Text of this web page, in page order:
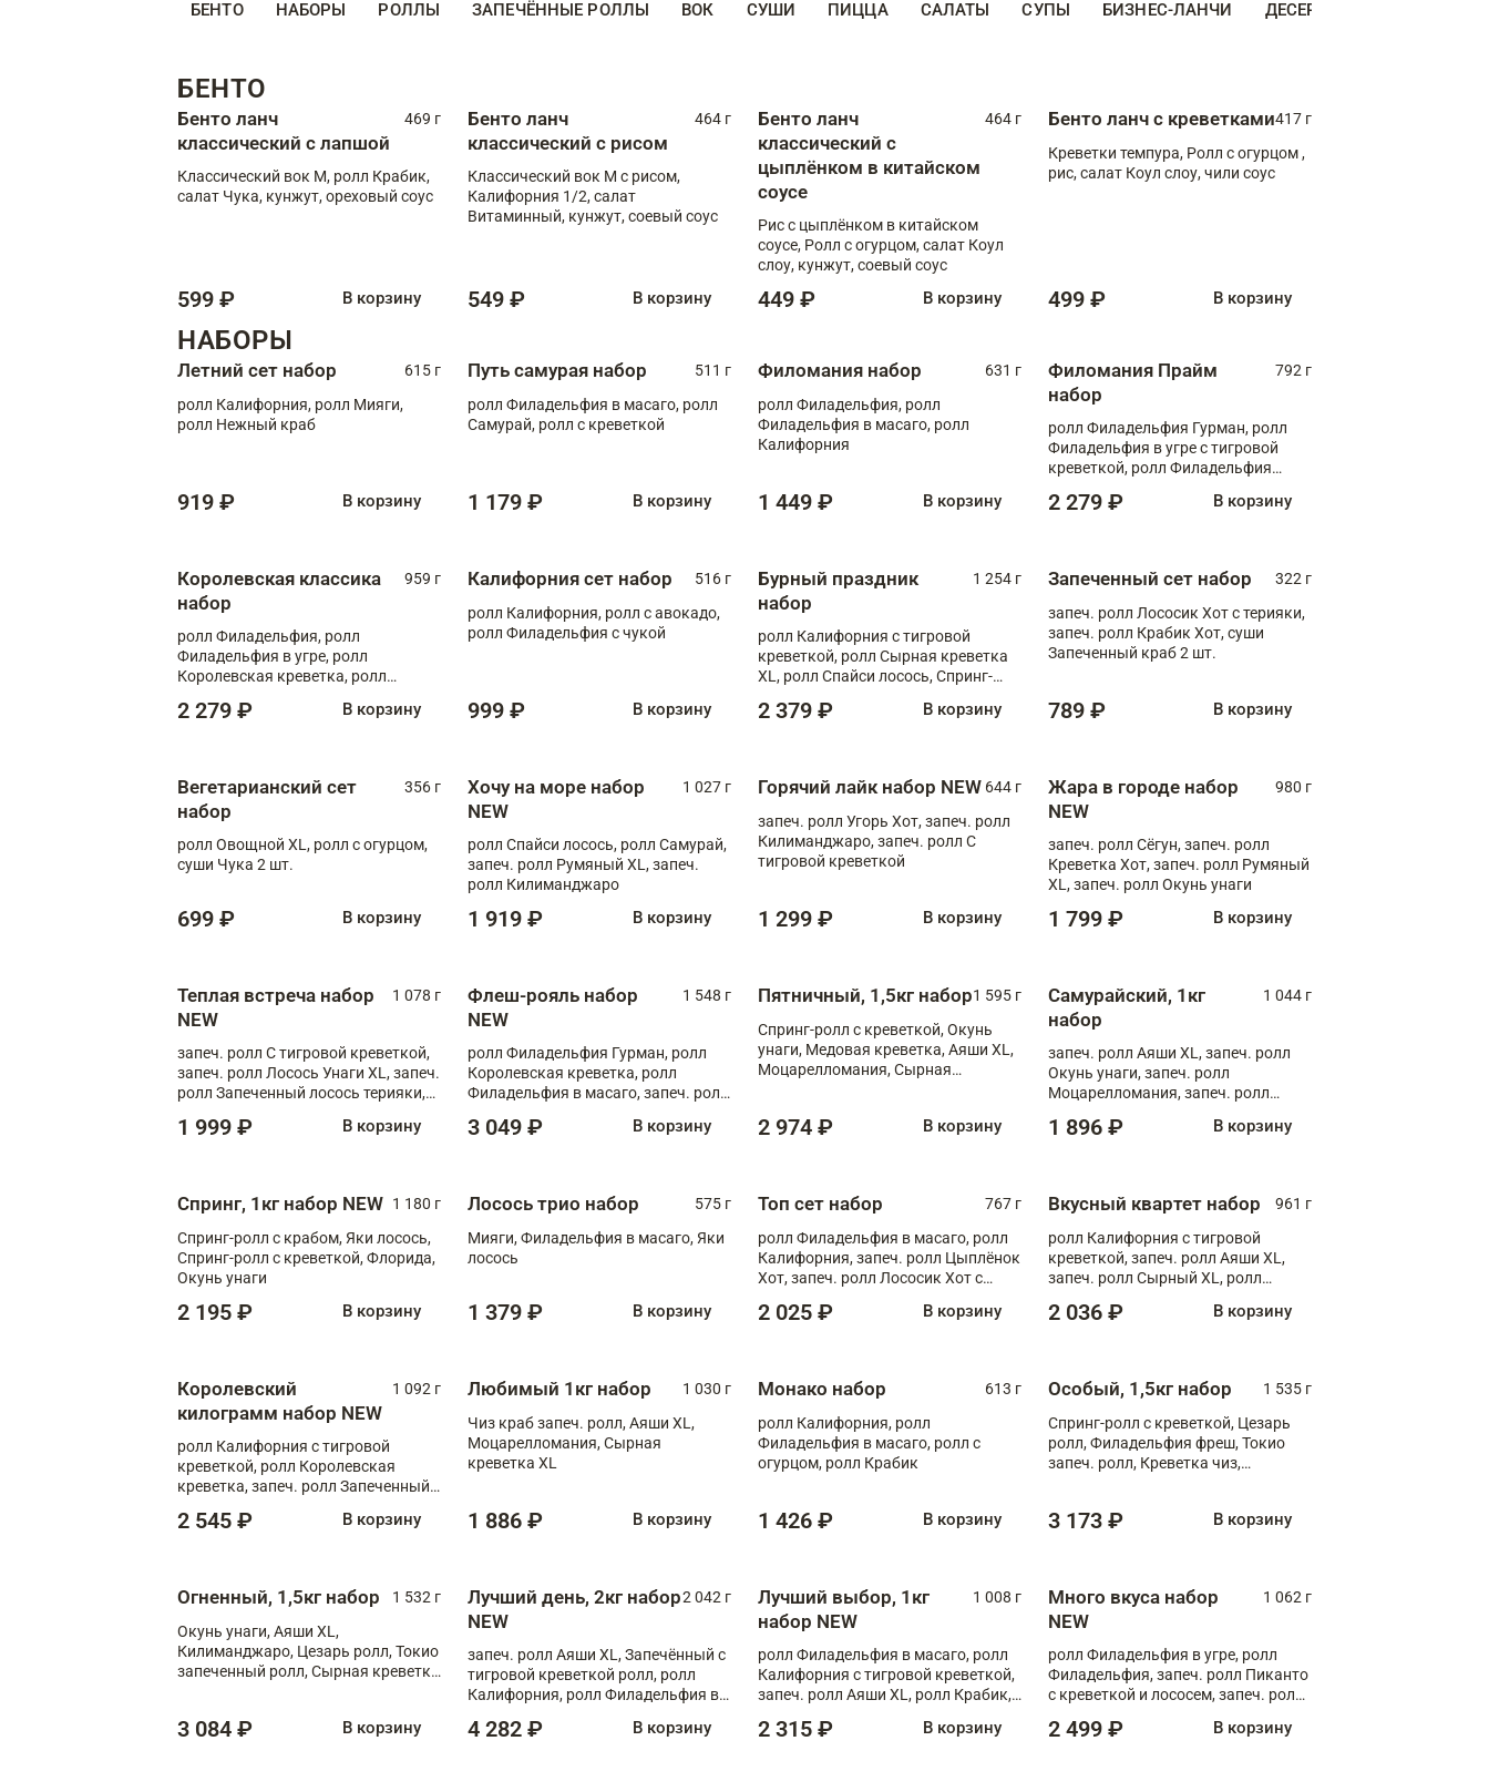
БЕНТО НАБОРЫ РОЛЛЫ ЗАПЕЧЁННЫЕ РОЛЛЫ ВОК СУШИ ПИЦЦА САЛАТЫ СУПЫ БИЗНЕС-ЛАНЧИ ДЕСЕРТЫ
БЕНТО
Бенто ланч
классический с лапшой
469 г
Классический вок М, ролл Крабик,
салат Чука, кунжут, ореховый соус
599 ₽ В корзину
Бенто ланч
классический с рисом
464 г
Классический вок М с рисом,
Калифорния 1/2, салат
Витаминный, кунжут, соевый соус
549 ₽ В корзину
Бенто ланч
классический с
цыплёнком в китайском
соусе
464 г
Рис с цыплёнком в китайском
соусе, Ролл с огурцом, салат Коул
слоу, кунжут, соевый соус
449 ₽ В корзину
Бенто ланч с креветками417 г
Креветки темпура, Ролл с огурцом ,
рис, салат Коул слоу, чили соус
499 ₽ В корзину
НАБОРЫ
Летний сет набор
615 г
ролл Калифорния, ролл Мияги,
ролл Нежный краб
919 ₽ В корзину
Путь самурая набор
511 г
ролл Филадельфия в масаго, ролл
Самурай, ролл с креветкой
1 179 ₽ В корзину
Филомания набор
631 г
ролл Филадельфия, ролл
Филадельфия в масаго, ролл
Калифорния
1 449 ₽ В корзину
Филомания Прайм
набор
792 г
ролл Филадельфия Гурман, ролл
Филадельфия в угре с тигровой
креветкой, ролл Филадельфия
2 279 ₽ В корзину
Королевская классика
набор
959 г
ролл Филадельфия, ролл
Филадельфия в угре, ролл
Королевская креветка, ролл
2 279 ₽ В корзину
Калифорния сет набор
516 г
ролл Калифорния, ролл с авокадо,
ролл Филадельфия с чукой
999 ₽ В корзину
Бурный праздник
набор
1 254 г
ролл Калифорния с тигровой
креветкой, ролл Сырная креветка
XL, ролл Спайси лосось, Спринг-
Медовая креветка
2 379 ₽ В корзину
Запеченный сет набор
322 г
запеч. ролл Лососик Хот с терияки,
запеч. ролл Крабик Хот, суши
Запеченный краб 2 шт.
789 ₽ В корзину
Вегетарианский сет
набор
356 г
ролл Овощной XL, ролл с огурцом,
суши Чука 2 шт.
699 ₽ В корзину
Хочу на море набор
NEW
1 027 г
ролл Спайси лосось, ролл Самурай,
запеч. ролл Румяный XL, запеч.
ролл Килиманджаро
1 919 ₽ В корзину
Горячий лайк набор NEW 644 г
запеч. ролл Угорь Хот, запеч. ролл
Килиманджаро, запеч. ролл С
тигровой креветкой
1 299 ₽ В корзину
Жара в городе набор
NEW
980 г
запеч. ролл Сёгун, запеч. ролл
Креветка Хот, запеч. ролл Румяный
XL, запеч. ролл Окунь унаги
1 799 ₽ В корзину
Теплая встреча набор
NEW
1 078 г
запеч. ролл С тигровой креветкой,
запеч. ролл Лосось Унаги XL, запеч.
ролл Запеченный лосось терияки,
1 999 ₽ В корзину
Флеш-рояль набор
NEW
1 548 г
ролл Филадельфия Гурман, ролл
Королевская креветка, ролл
Филадельфия в масаго, запеч. ролл
Тигровая креветка с моцареллой,
3 049 ₽ В корзину
Пятничный, 1,5кг набор1 595 г
Спринг-ролл с креветкой, Окунь
унаги, Медовая креветка, Аяши XL,
Моцарелломания, Сырная
2 974 ₽ В корзину
Самурайский, 1кг
набор
1 044 г
запеч. ролл Аяши XL, запеч. ролл
Окунь унаги, запеч. ролл
Моцарелломания, запеч. ролл
1 896 ₽ В корзину
Спринг, 1кг набор NEW 1 180 г
Спринг-ролл с крабом, Яки лосось,
Спринг-ролл с креветкой, Флорида,
Окунь унаги
2 195 ₽ В корзину
Лосось трио набор
575 г
Мияги, Филадельфия в масаго, Яки
лосось
1 379 ₽ В корзину
Топ сет набор
767 г
ролл Филадельфия в масаго, ролл
Калифорния, запеч. ролл Цыплёнок
Хот, запеч. ролл Лососик Хот с
2 025 ₽ В корзину
Вкусный квартет набор
961 г
ролл Калифорния с тигровой
креветкой, запеч. ролл Аяши XL,
запеч. ролл Сырный XL, ролл
2 036 ₽ В корзину
Королевский
килограмм набор NEW
1 092 г
ролл Калифорния с тигровой
креветкой, ролл Королевская
креветка, запеч. ролл Запеченный
XL, запеч. ролл Крабик Хот
2 545 ₽ В корзину
Любимый 1кг набор
1 030 г
Чиз краб запеч. ролл, Аяши XL,
Моцарелломания, Сырная
креветка XL
1 886 ₽ В корзину
Монако набор
613 г
ролл Калифорния, ролл
Филадельфия в масаго, ролл с
огурцом, ролл Крабик
1 426 ₽ В корзину
Особый, 1,5кг набор
1 535 г
Спринг-ролл с креветкой, Цезарь
ролл, Филадельфия фреш, Токио
запеч. ролл, Креветка чиз,
3 173 ₽ В корзину
Огненный, 1,5кг набор
1 532 г
Окунь унаги, Аяши XL,
Килиманджаро, Цезарь ролл, Токио
запеченный ролл, Сырная креветка
3 084 ₽ В корзину
Лучший день, 2кг набор
NEW
2 042 г
запеч. ролл Аяши XL, Запечённый с
тигровой креветкой ролл, ролл
Калифорния, ролл Филадельфия в
запеч. ролл Моцарелломания, ролл
4 282 ₽ В корзину
Лучший выбор, 1кг
набор NEW
1 008 г
ролл Филадельфия в масаго, ролл
Калифорния с тигровой креветкой,
запеч. ролл Аяши XL, ролл Крабик,
2 315 ₽ В корзину
Много вкуса набор
NEW
1 062 г
ролл Филадельфия в угре, ролл
Филадельфия, запеч. ролл Пиканто
с креветкой и лососем, запеч. ролл
2 499 ₽ В корзину